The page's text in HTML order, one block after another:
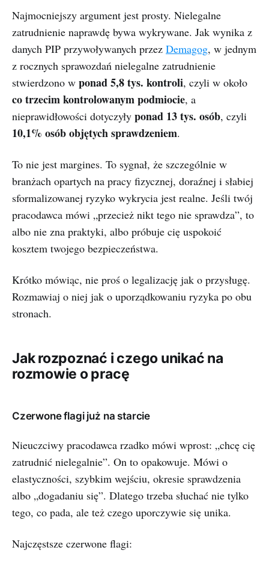
Najmocniejszy argument jest prosty. Nielegalne
zatrudnienie naprawdę bywa wykrywane. Jak wynika z
danych PIP przywoływanych przez Demagog, w jednym
z rocznych sprawozdań nielegalne zatrudnienie
stwierdzono w ponad 5,8 tys. kontroli, czyli w około
co trzecim kontrolowanym podmiocie, a
nieprawidłowości dotyczyły ponad 13 tys. osób, czyli
10,1% osób objętych sprawdzeniem.
To nie jest margines. To sygnał, że szczególnie w
branżach opartych na pracy fizycznej, doraźnej i słabiej
sformalizowanej ryzyko wykrycia jest realne. Jeśli twój
pracodawca mówi „przecież nikt tego nie sprawdza”, to
albo nie zna praktyki, albo próbuje cię uspokoić
kosztem twojego bezpieczeństwa.
Krótko mówiąc, nie proś o legalizację jak o przysługę.
Rozmawiaj o niej jak o uporządkowaniu ryzyka po obu
stronach.
Jak rozpoznać i czego unikać na
rozmowie o pracę
Czerwone flagi już na starcie
Nieuczciwy pracodawca rzadko mówi wprost: „chcę cię
zatrudnić nielegalnie”. On to opakowuje. Mówi o
elastyczności, szybkim wejściu, okresie sprawdzenia
albo „dogadaniu się”. Dlatego trzeba słuchać nie tylko
tego, co pada, ale też czego uporczywie się unika.
Najczęstsze czerwone flagi: